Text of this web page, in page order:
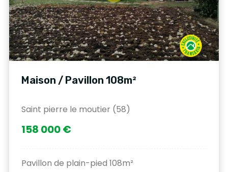
Maison / Pavillon 108m²
Saint pierre le moutier (58)
158 000 €
Pavillon de plain-pied 108m²